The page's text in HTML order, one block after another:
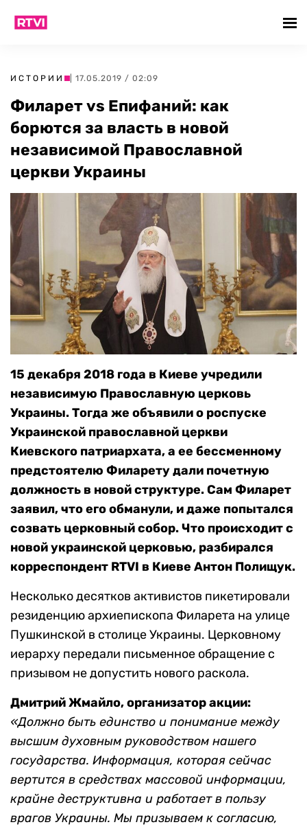
ИСТОРИИ | 17.05.2019 / 02:09
Филарет vs Епифаний: как
борются за власть в новой
независимой Православной
церкви Украины
15 декабря 2018 года в Киеве учредили
независимую Православную церковь
Украины. Тогда же объявили о роспуске
Украинской православной церкви
Киевского патриархата, а ее бессменному
предстоятелю Филарету дали почетную
должность в новой структуре. Сам Филарет
заявил, что его обманули, и даже попытался
созвать церковный собор. Что происходит с
новой украинской церковью, разбирался
корреспондент RTVI в Киеве Антон Полищук.
Несколько десятков активистов пикетировали
резиденцию архиепископа Филарета на улице
Пушкинской в столице Украины. Церковному
иерарху передали письменное обращение с
призывом не допустить нового раскола.
Дмитрий Жмайло, организатор акции:
«Должно быть единство и понимание между
высшим духовным руководством нашего
государства. Информация, которая сейчас
вертится в средствах массовой информации,
крайне деструктивна и работает в пользу
врагов Украины. Мы призываем к согласию,